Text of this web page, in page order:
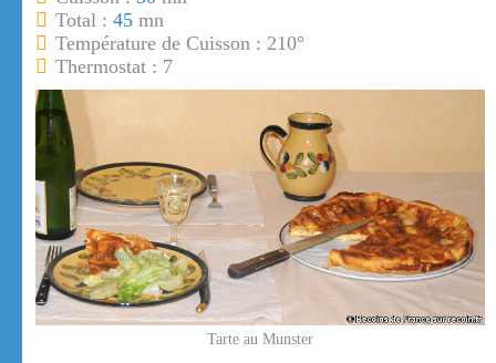
Total : 45 mn
Température de Cuisson : 210°
Thermostat : 7
Tarte au Munster